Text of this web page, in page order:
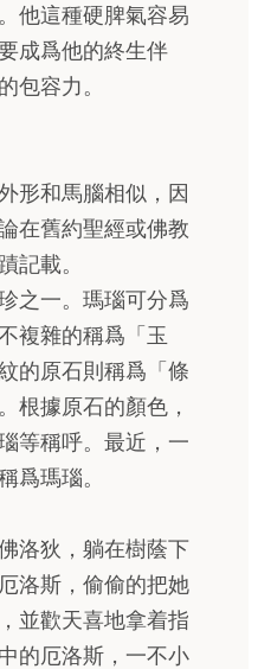
他這種硬脾氣容易
成爲他的終生伴
包容力。
形和馬腦相似，因
在舊約聖經或佛教
記載。
之一。瑪瑙可分爲
複雜的稱爲「玉
的原石則稱爲「條
根據原石的顏色，
等稱呼。最近，一
爲瑪瑙。
洛狄，躺在樹蔭下
洛斯，偷偷的把她
並歡天喜地拿着指
的厄洛斯，一不小